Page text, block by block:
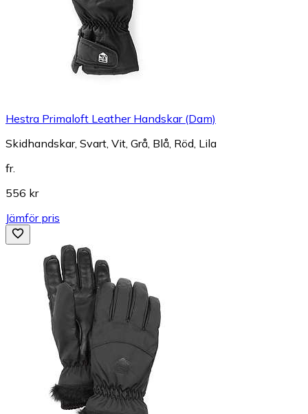
Hestra Primaloft Leather Handskar (Dam)
Skidhandskar, Svart, Vit, Grå, Blå, Röd, Lila
fr.
556 kr
Jämför pris